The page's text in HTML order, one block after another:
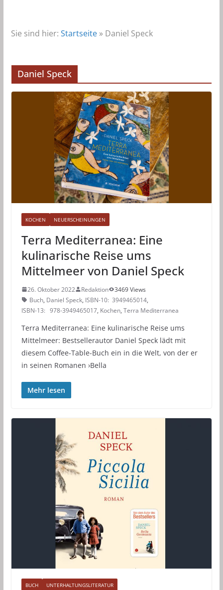
Sie sind hier: Startseite» Daniel Speck
Daniel Speck
KOCHEN NEUERSCHEINUNGEN
Terra Mediterranea: Eine
kulinarische Reise ums
Mittelmeer von Daniel Speck
26. Oktober 2022 Redaktion
3469 Views
Buch, Daniel Speck, ISBN-10‏: ‎ 3949465014,
ISBN-13: ‎ 978-3949465017, Kochen, Terra Mediterranea
Terra Mediterranea: Eine kulinarische Reise ums
Mittelmeer: Bestsellerautor Daniel Speck lädt mit
diesem Coffee-Table-Buch ein in die Welt, von der er
in seinen Romanen ›Bella
Mehr lesen
BUCH UNTERHALTUNGSLITERATUR